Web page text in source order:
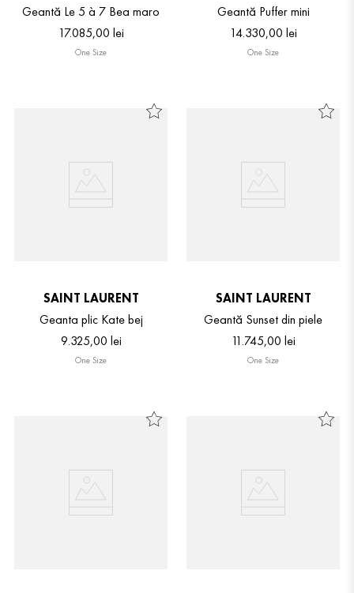
Geantă Le 5 à 7 Bea maro
17.085,00 lei
One Size
Geantă Puffer mini
14.330,00 lei
One Size
SAINT LAURENT
Geanta plic Kate bej
9.325,00 lei
One Size
SAINT LAURENT
Geantă Sunset din piele
11.745,00 lei
One Size